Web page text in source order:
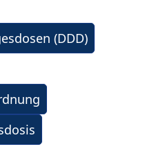
(DDD)